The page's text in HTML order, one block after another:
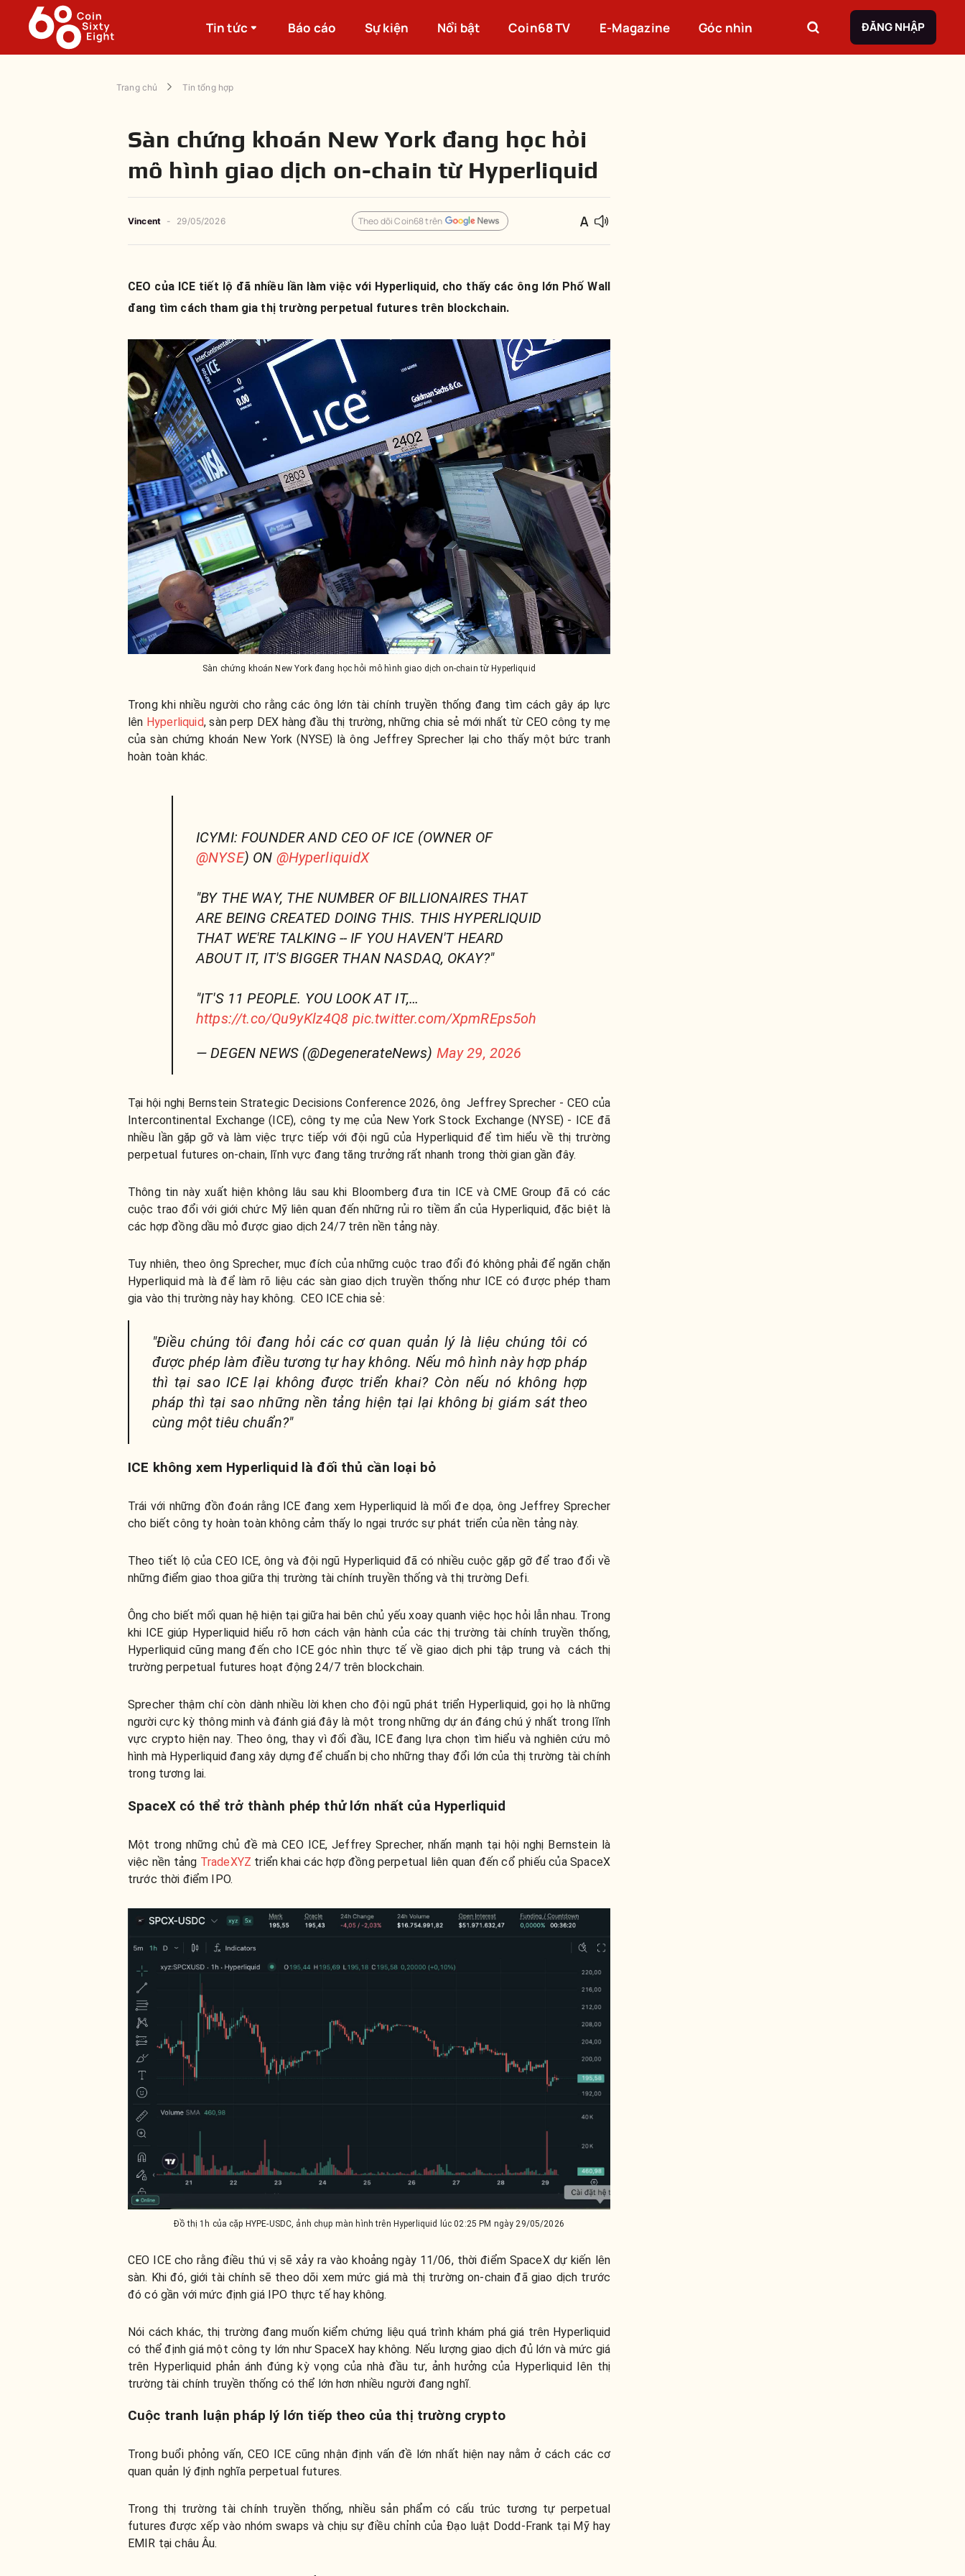
Tin tức Báo cáo Sự kiện Nổi bật Coin68 TV E-Magazine Góc nhìn ĐĂNG NHẬP
Trang chủ Tin tổng hợp
Sàn chứng khoán New York đang học hỏi
mô hình giao dịch on-chain từ Hyperliquid
Vincent - 29/05/2026 Theo dõi Coin68 trên
CEO của ICE tiết lộ đã nhiều lần làm việc với Hyperliquid, cho thấy các ông lớn Phố Wall
đang tìm cách tham gia thị trường perpetual futures trên blockchain.
Sàn chứng khoán New York đang học hỏi mô hình giao dịch on-chain từ Hyperliquid
Trong khi nhiều người cho rằng các ông lớn tài chính truyền thống đang tìm cách gây áp lực
lên Hyperliquid, sàn perp DEX hàng đầu thị trường, những chia sẻ mới nhất từ CEO công ty mẹ
của sàn chứng khoán New York (NYSE) là ông Jeffrey Sprecher lại cho thấy một bức tranh
hoàn toàn khác.
ICYMI: FOUNDER AND CEO OF ICE (OWNER OF
@NYSE) ON @HyperliquidX
"BY THE WAY, THE NUMBER OF BILLIONAIRES THAT
ARE BEING CREATED DOING THIS. THIS HYPERLIQUID
THAT WE'RE TALKING -- IF YOU HAVEN'T HEARD
ABOUT IT, IT'S BIGGER THAN NASDAQ, OKAY?"
"IT'S 11 PEOPLE. YOU LOOK AT IT,…
https://t.co/Qu9yKlz4Q8 pic.twitter.com/XpmREps5oh
— DEGEN NEWS (@DegenerateNews) May 29, 2026
Tại hội nghị Bernstein Strategic Decisions Conference 2026, ông Jeffrey Sprecher - CEO của
Intercontinental Exchange (ICE), công ty mẹ của New York Stock Exchange (NYSE) - ICE đã
nhiều lần gặp gỡ và làm việc trực tiếp với đội ngũ của Hyperliquid để tìm hiểu về thị trường
perpetual futures on-chain, lĩnh vực đang tăng trưởng rất nhanh trong thời gian gần đây.
Thông tin này xuất hiện không lâu sau khi Bloomberg đưa tin ICE và CME Group đã có các
cuộc trao đổi với giới chức Mỹ liên quan đến những rủi ro tiềm ẩn của Hyperliquid, đặc biệt là
các hợp đồng dầu mỏ được giao dịch 24/7 trên nền tảng này.
Tuy nhiên, theo ông Sprecher, mục đích của những cuộc trao đổi đó không phải để ngăn chặn
Hyperliquid mà là để làm rõ liệu các sàn giao dịch truyền thống như ICE có được phép tham
gia vào thị trường này hay không. CEO ICE chia sẻ:
"Điều chúng tôi đang hỏi các cơ quan quản lý là liệu chúng tôi có
được phép làm điều tương tự hay không. Nếu mô hình này hợp pháp
thì tại sao ICE lại không được triển khai? Còn nếu nó không hợp
pháp thì tại sao những nền tảng hiện tại lại không bị giám sát theo
cùng một tiêu chuẩn?"
ICE không xem Hyperliquid là đối thủ cần loại bỏ
Trái với những đồn đoán rằng ICE đang xem Hyperliquid là mối đe dọa, ông Jeffrey Sprecher
cho biết công ty hoàn toàn không cảm thấy lo ngại trước sự phát triển của nền tảng này.
Theo tiết lộ của CEO ICE, ông và đội ngũ Hyperliquid đã có nhiều cuộc gặp gỡ để trao đổi về
những điểm giao thoa giữa thị trường tài chính truyền thống và thị trường Defi.
Ông cho biết mối quan hệ hiện tại giữa hai bên chủ yếu xoay quanh việc học hỏi lẫn nhau. Trong
khi ICE giúp Hyperliquid hiểu rõ hơn cách vận hành của các thị trường tài chính truyền thống,
Hyperliquid cũng mang đến cho ICE góc nhìn thực tế về giao dịch phi tập trung và cách thị
trường perpetual futures hoạt động 24/7 trên blockchain.
Sprecher thậm chí còn dành nhiều lời khen cho đội ngũ phát triển Hyperliquid, gọi họ là những
người cực kỳ thông minh và đánh giá đây là một trong những dự án đáng chú ý nhất trong lĩnh
vực crypto hiện nay. Theo ông, thay vì đối đầu, ICE đang lựa chọn tìm hiểu và nghiên cứu mô
hình mà Hyperliquid đang xây dựng để chuẩn bị cho những thay đổi lớn của thị trường tài chính
trong tương lai.
SpaceX có thể trở thành phép thử lớn nhất của Hyperliquid
Một trong những chủ đề mà CEO ICE, Jeffrey Sprecher, nhấn mạnh tại hội nghị Bernstein là
việc nền tảng TradeXYZ triển khai các hợp đồng perpetual liên quan đến cổ phiếu của SpaceX
trước thời điểm IPO.
Đồ thị 1h của cặp HYPE-USDC, ảnh chụp màn hình trên Hyperliquid lúc 02:25 PM ngày 29/05/2026
CEO ICE cho rằng điều thú vị sẽ xảy ra vào khoảng ngày 11/06, thời điểm SpaceX dự kiến lên
sàn. Khi đó, giới tài chính sẽ theo dõi xem mức giá mà thị trường on-chain đã giao dịch trước
đó có gần với mức định giá IPO thực tế hay không.
Nói cách khác, thị trường đang muốn kiểm chứng liệu quá trình khám phá giá trên Hyperliquid
có thể định giá một công ty lớn như SpaceX hay không. Nếu lượng giao dịch đủ lớn và mức giá
trên Hyperliquid phản ánh đúng kỳ vọng của nhà đầu tư, ảnh hưởng của Hyperliquid lên thị
trường tài chính truyền thống có thể lớn hơn nhiều người đang nghĩ.
Cuộc tranh luận pháp lý lớn tiếp theo của thị trường crypto
Trong buổi phỏng vấn, CEO ICE cũng nhận định vấn đề lớn nhất hiện nay nằm ở cách các cơ
quan quản lý định nghĩa perpetual futures.
Trong thị trường tài chính truyền thống, nhiều sản phẩm có cấu trúc tương tự perpetual
futures được xếp vào nhóm swaps và chịu sự điều chỉnh của Đạo luật Dodd-Frank tại Mỹ hay
EMIR tại châu Âu.